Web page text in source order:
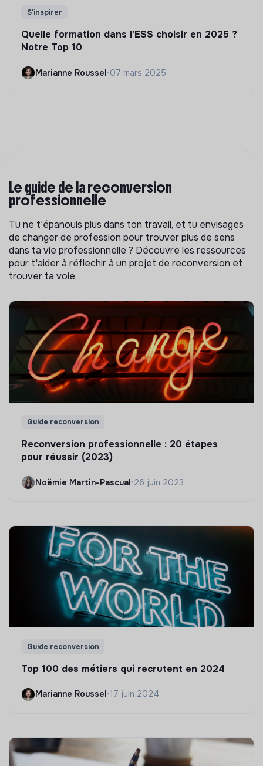
S'inspirer
Quelle formation dans l'ESS choisir en 2025 ?
Notre Top 10
Marianne Roussel•07 mars 2025
Le guide de la reconversion
professionnelle
Tu ne t'épanouis plus dans ton travail, et tu envisages
de changer de profession pour trouver plus de sens
dans ta vie professionnelle ? Découvre les ressources
pour t'aider à réflechir à un projet de reconversion et
trouver ta voie.
Guide reconversion
Reconversion professionnelle : 20 étapes
pour réussir (2023)
Noëmie Martin-Pascual•26 juin 2023
Guide reconversion
Top 100 des métiers qui recrutent en 2024
Marianne Roussel •17 juin 2024